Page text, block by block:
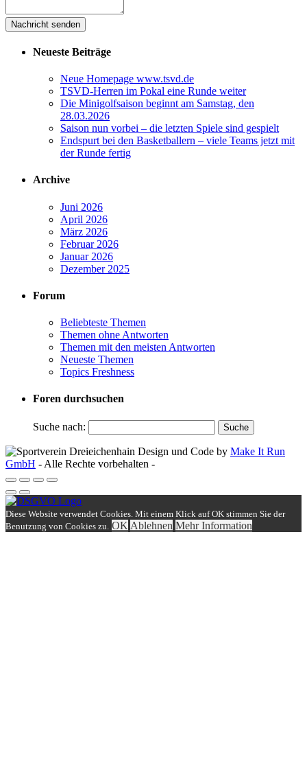
Neueste Beiträge
Neue Homepage www.tsvd.de
TSVD-Herren im Pokal eine Runde weiter
Die Minigolfsaison beginnt am Samstag, den
28.03.2026
Saison nun vorbei – die letzten Spiele sind gespielt
Endspurt bei den Basketballern – viele Teams jetzt mit
der Runde fertig
Archive
Juni 2026
April 2026
März 2026
Februar 2026
Januar 2026
Dezember 2025
Forum
Beliebteste Themen
Themen ohne Antworten
Themen mit den meisten Antworten
Neueste Themen
Topics Freshness
Foren durchsuchen
Suche nach:
Design und Code by Make It Run
GmbH - Alle Rechte vorbehalten -
Diese Website verwendet Cookies. Mit einem Klick auf OK stimmen Sie der
Benutzung von Cookies zu. OK Ablehnen Mehr Information